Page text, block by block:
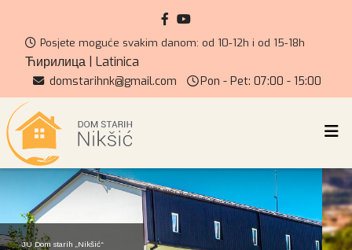
Posjete moguće svakim danom: od 10-12h i od 15-18h
Ћирилица Latinica
domstarihnk@gmail.com Pon - Pet: 07:00 - 15:00
JU Dom starih „Nikšić“